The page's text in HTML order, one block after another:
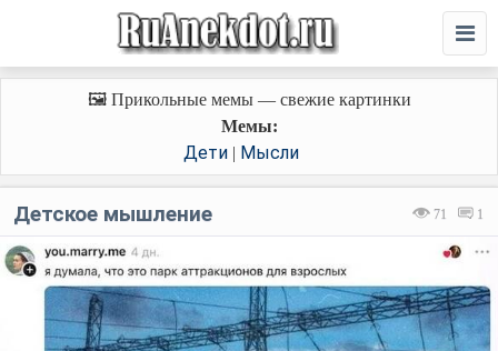
🖼️ Прикольные мемы — свежие картинки
Мемы:
Дети| Мысли
71 1
Детское мышление